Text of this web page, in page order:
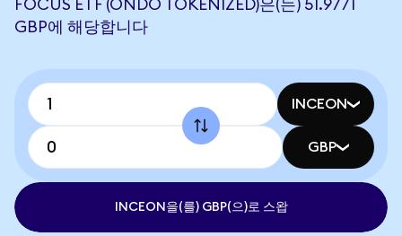
FOCUS ETF (ONDO TOKENIZED)은(는) 51.9771
GBP에 해당합니다
INCEON
GBP
INCEON을(를) GBP(으)로 스왑